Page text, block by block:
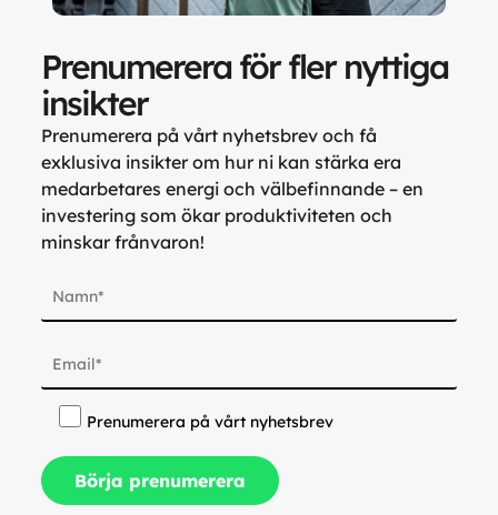
Prenumerera för fler nyttiga
insikter
Prenumerera på vårt nyhetsbrev och få
exklusiva insikter om hur ni kan stärka era
medarbetares energi och välbefinnande – en
investering som ökar produktiviteten och
minskar frånvaron!
Prenumerera på vårt nyhetsbrev